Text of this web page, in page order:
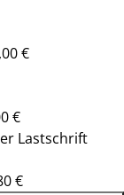
€
€
Lastschrift
€